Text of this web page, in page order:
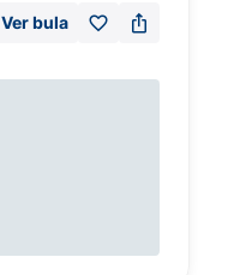
Ver bula